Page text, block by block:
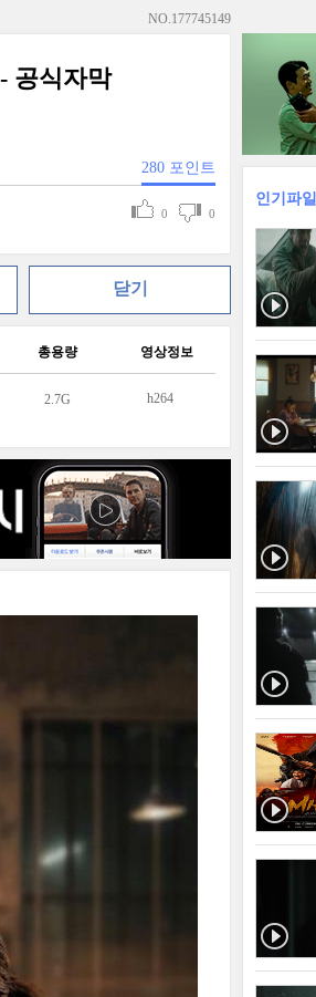
NO.177745149
공식자막
280 포인트
0 0
닫기
총용량 영상정보
2.7G h264
인기파일